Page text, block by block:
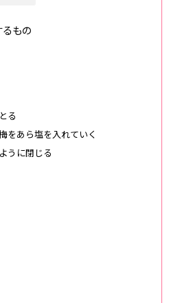
もの
る
をあら塩を入れていく
うに閉じる